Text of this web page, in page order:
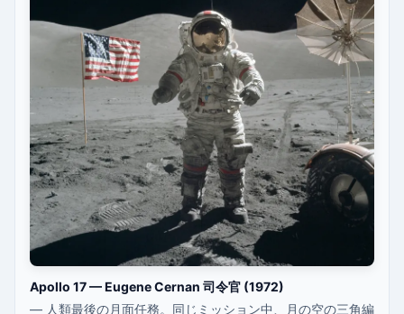
Apollo 17 — Eugene Cernan 司令官 (1972)
— 人類最後の月面任務。同じミッション中、月の空の三角編